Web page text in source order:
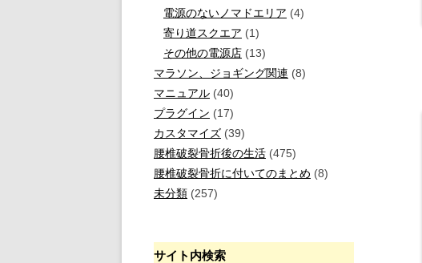
電源のないノマドエリア (4)
寄り道スクエア (1)
その他の電源店 (13)
マラソン、ジョギング関連 (8)
マニュアル (40)
プラグイン (17)
カスタマイズ (39)
腰椎破裂骨折後の生活 (475)
腰椎破裂骨折に付いてのまとめ (8)
未分類 (257)
サイト内検索